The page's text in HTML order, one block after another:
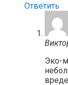
Ответить
Эко-